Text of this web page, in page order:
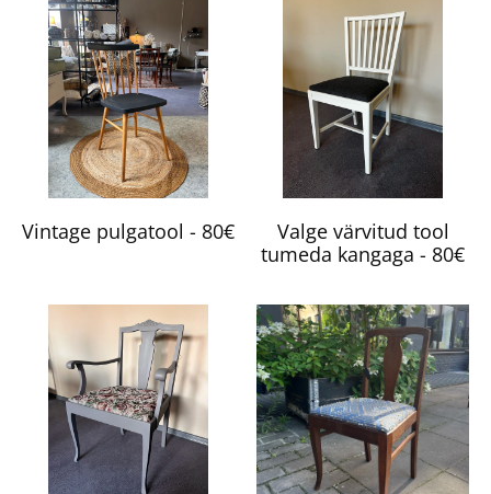
Vintage pulgatool - 80€
Valge värvitud tool
tumeda kangaga - 80€